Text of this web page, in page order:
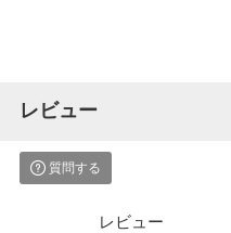
レビュー
質問する
レビュー